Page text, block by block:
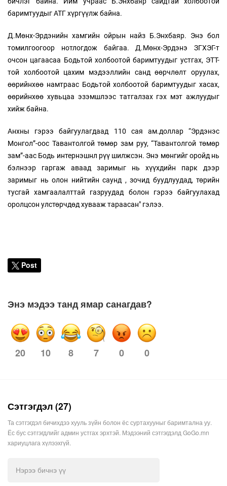
баримтуудыг АТГ хүргүүлж байна.
Д.Мөнх-Эрдэнийн хамгийн ойрын найз Б.Энхбаяр. Энэ бол
томилгоогоор нотлогдож байгаа. Д.Мөнх-Эрдэнэ ЗГХЭГ-т
очсон цагаасаа Бодьтой холбоотой баримтуудыг устгах, ЭТТ-
той холбоотой цахим мэдээллийн санд өөрчлөлт оруулах,
өөрийнхөө намтраас Бодьтой холбоотой баримтуудыг хасах,
өөрийнхөө хувьцаа эзэмшлээс татгалзах гэх мэт ажлуудыг
хийж байна.
Анхны гэрээ байгуулагдаад 110 сая ам.доллар “Эрдэнэс
Монгол”-оос Тавантолгой төмөр зам руу, “Тавантолгой төмөр
зам”-аас Бодь интернэшнл рүү шилжсэн. Энэ мөнгийг оройд нь
бэлнээр гаргаж аваад заримыг нь хүүхдийн парк дээр
заримыг нь олон нийтийн саунд , зочид буудлуудад, төрийн
тусгай хамгаалалттай газруудад болон гэрээ байгуулахад
оролцсон улстөрчдөд хувааж тараасан" гэлээ.
Post
Энэ мэдээ танд ямар санагдав?
20 10 8 7 0 0
Сэтгэгдэл (27)
Та сэтгэгдэл бичихдээ хууль зүйн болон ёс суртахууныг баримтална уу.
Ёс бус сэтгэгдлийг админ устгах эрхтэй. Мэдээний сэтгэгдэлд GoGo.mn
хариуцлага хүлээхгүй.